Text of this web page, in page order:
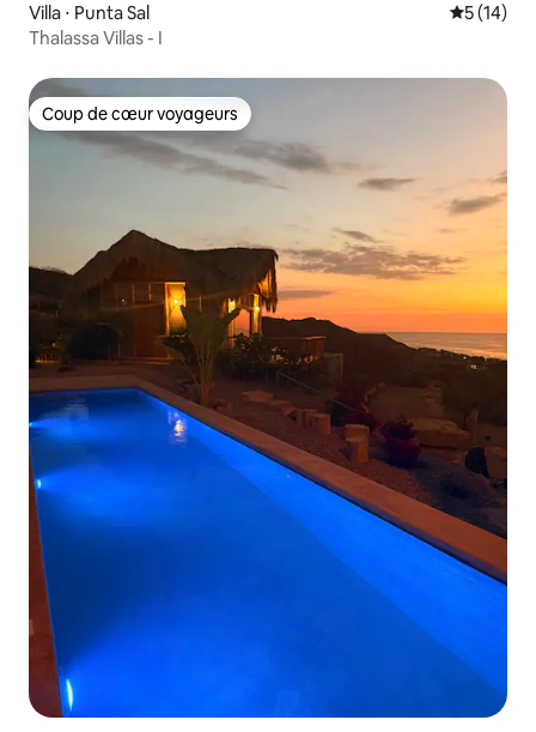
Villa ⋅ Punta Sal
5 (14)
Thalassa Villas - I
Coup de cœur voyageurs
Coup de cœur voyageurs